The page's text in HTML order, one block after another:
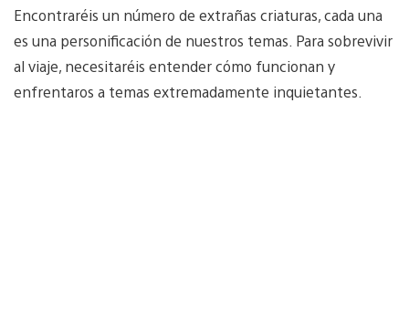
Encontraréis un número de extrañas criaturas, cada una
es una personificación de nuestros temas. Para sobrevivir
al viaje, necesitaréis entender cómo funcionan y
enfrentaros a temas extremadamente inquietantes.